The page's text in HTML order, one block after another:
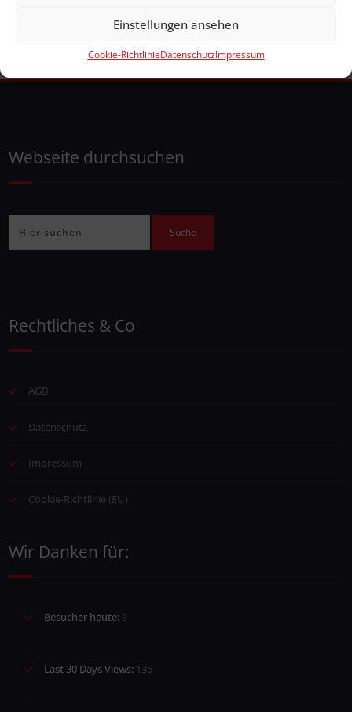
Einstellungen ansehen
Cookie-RichtlinieDatenschutzImpressum
Webseite durchsuchen
Rechtliches & Co
AGB
Datenschutz
Impressum
Cookie-Richtlinie (EU)
Wir Danken für:
Besucher heute: 3
Last 30 Days Views: 135